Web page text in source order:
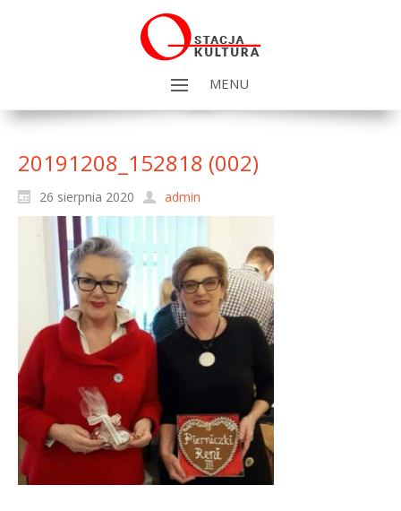
MENU
20191208_152818 (002)
26 sierpnia 2020 admin